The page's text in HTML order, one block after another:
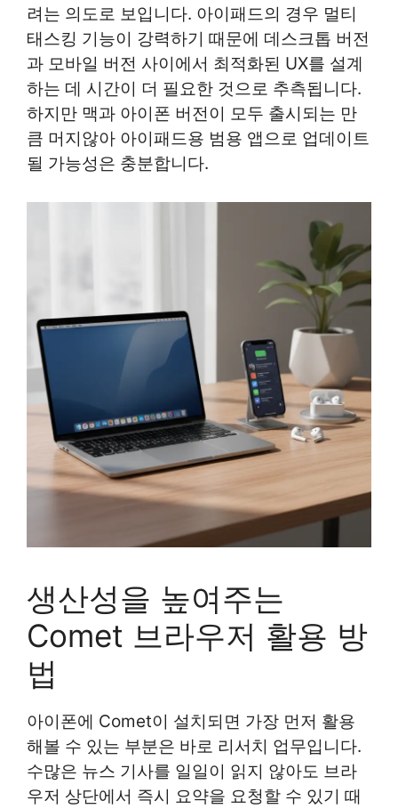
려는 의도로 보입니다. 아이패드의 경우 멀티
태스킹 기능이 강력하기 때문에 데스크톱 버전
과 모바일 버전 사이에서 최적화된 UX를 설계
하는 데 시간이 더 필요한 것으로 추측됩니다.
하지만 맥과 아이폰 버전이 모두 출시되는 만
큼 머지않아 아이패드용 범용 앱으로 업데이트
될 가능성은 충분합니다.
생산성을 높여주는
Comet 브라우저 활용 방
법
아이폰에 Comet이 설치되면 가장 먼저 활용
해볼 수 있는 부분은 바로 리서치 업무입니다.
수많은 뉴스 기사를 일일이 읽지 않아도 브라
우저 상단에서 즉시 요약을 요청할 수 있기 때